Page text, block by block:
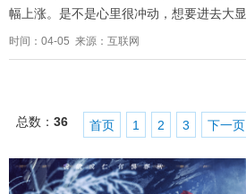
幅上涨。是不是心里很冲动，想要进去大显
时间：04-05 来源：互联网
总数： 36 首页 1 2 3 下一页